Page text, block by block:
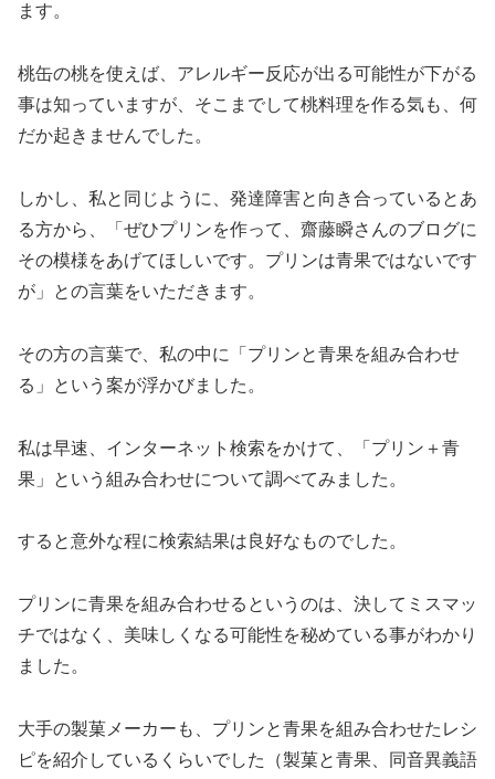
ます。
桃缶の桃を使えば、アレルギー反応が出る可能性が下がる
事は知っていますが、そこまでして桃料理を作る気も、何
だか起きませんでした。
しかし、私と同じように、発達障害と向き合っているとあ
る方から、「ぜひプリンを作って、齋藤瞬さんのブログに
その模様をあげてほしいです。プリンは青果ではないです
が」との言葉をいただきます。
その方の言葉で、私の中に「プリンと青果を組み合わせ
る」という案が浮かびました。
私は早速、インターネット検索をかけて、「プリン＋青
果」という組み合わせについて調べてみました。
すると意外な程に検索結果は良好なものでした。
プリンに青果を組み合わせるというのは、決してミスマッ
チではなく、美味しくなる可能性を秘めている事がわかり
ました。
大手の製菓メーカーも、プリンと青果を組み合わせたレシ
ピを紹介しているくらいでした（製菓と青果、同音異義語